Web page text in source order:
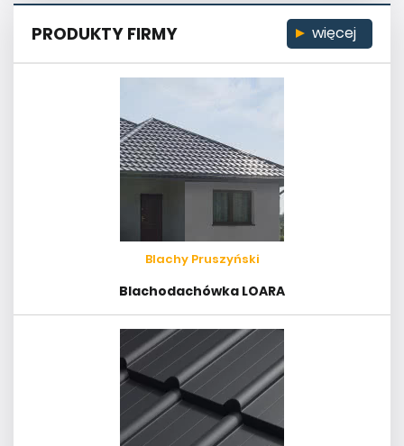
PRODUKTY FIRMY więcej
Blachy Pruszyński
Blachodachówka LOARA